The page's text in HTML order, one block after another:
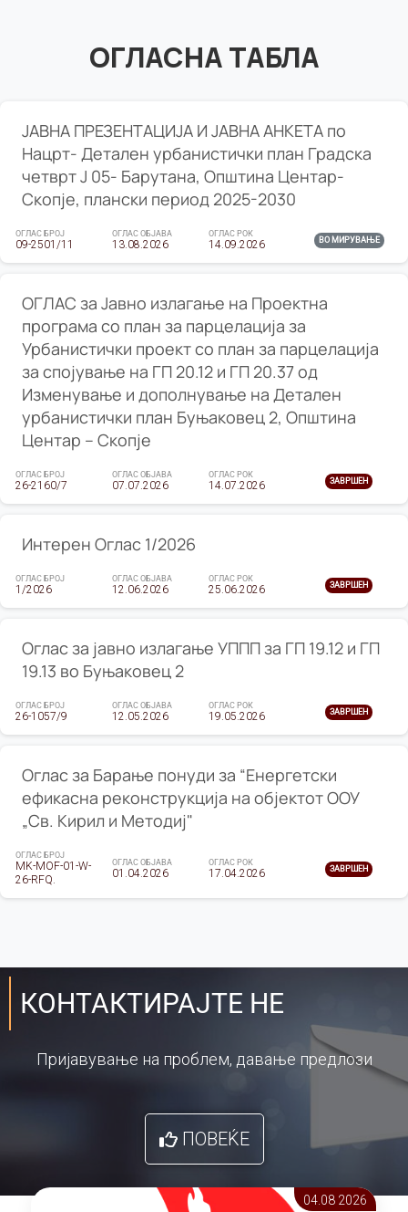
ОГЛАСНА ТАБЛА
ЈАВНА ПРЕЗЕНТАЦИЈА И ЈАВНА АНКЕТА по
Нацрт- Детален урбанистички план Градска
четврт Ј 05- Барутана, Општина Центар-
Скопје, плански период 2025-2030
ОГЛАС БРОЈ
09-2501/11
ОГЛАС ОБЈАВА
13.08.2026
ОГЛАС РОК
14.09.2026 ВО МИРУВАЊЕ
ОГЛАС за Јавно излагање на Проектна
програма со план за парцелација за
Урбанистички проект со план за парцелација
за спојување на ГП 20.12 и ГП 20.37 од
Изменување и дополнување на Детален
урбанистички план Буњаковец 2, Општина
Центар – Скопје
ОГЛАС БРОЈ
26-2160/7
ОГЛАС ОБЈАВА
07.07.2026
ОГЛАС РОК
14.07.2026 ЗАВРШЕН
Интерен Оглас 1/2026
ОГЛАС БРОЈ
1/2026
ОГЛАС ОБЈАВА
12.06.2026
ОГЛАС РОК
25.06.2026 ЗАВРШЕН
Оглас за јавно излагање УППП за ГП 19.12 и ГП
19.13 во Буњаковец 2
ОГЛАС БРОЈ
26-1057/9
ОГЛАС ОБЈАВА
12.05.2026
ОГЛАС РОК
19.05.2026 ЗАВРШЕН
Оглас за Барање понуди за “Енергетски
ефикасна реконструкција на објектот ООУ
„Св. Кирил и Методиј"
ОГЛАС БРОЈ
MK-MOF-01-W-
26-RFQ.
ОГЛАС ОБЈАВА
01.04.2026
ОГЛАС РОК
17.04.2026 ЗАВРШЕН
КОНТАКТИРАЈТЕ НЕ
Пријавување на проблем, давање предлози
ПОВЕЌЕ
04.08 2026